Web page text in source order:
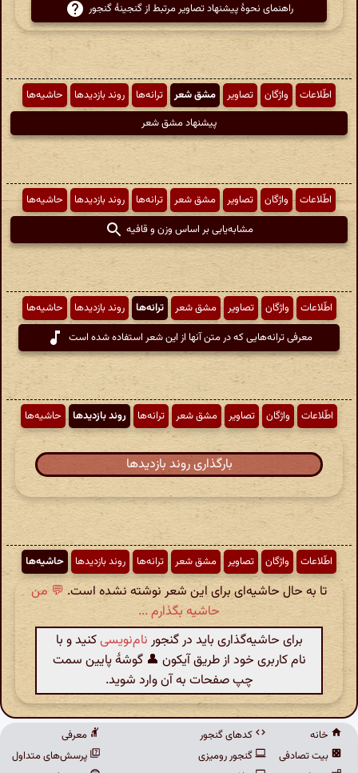
راهنمای نحوهٔ پیشنهاد تصاویر مرتبط از گنجینهٔ گنجور
اطّلاعات واژگان تصاویر مشق شعر ترانه‌ها روند بازدیدها
حاشیه‌ها
پیشنهاد مشق شعر
اطّلاعات واژگان تصاویر مشق شعر ترانه‌ها روند بازدیدها
حاشیه‌ها
مشابه‌یابی بر اساس وزن و قافیه
اطّلاعات واژگان تصاویر مشق شعر ترانه‌ها روند بازدیدها
حاشیه‌ها
معرفی ترانه‌هایی که در متن آنها از این شعر استفاده شده است
اطّلاعات واژگان تصاویر مشق شعر ترانه‌ها روند بازدیدها حاشیه‌ها
بارگذاری روند بازدیدها
اطّلاعات واژگان تصاویر مشق شعر ترانه‌ها روند بازدیدها حاشیه‌ها
تا به حال حاشیه‌ای برای این شعر نوشته نشده است. 💬 من
حاشیه بگذارم ...
برای حاشیه‌گذاری باید در گنجور نام‌نویسیکنید و با
نام کاربری خود از طریق آیکون 👤 گوشهٔ پایین سمت
چپ صفحات به آن وارد شوید.
خانه
بیت تصادفی
کدهای گنجور
گنجور رومیزی
معرفی
پرسش‌های متداول